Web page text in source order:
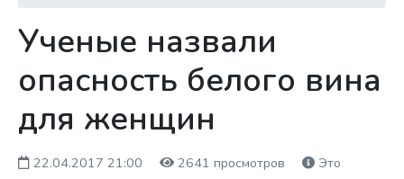
Ученые назвали
опасность белого вина
для женщин
22.04.2017 21:00 2641 просмотров
Это